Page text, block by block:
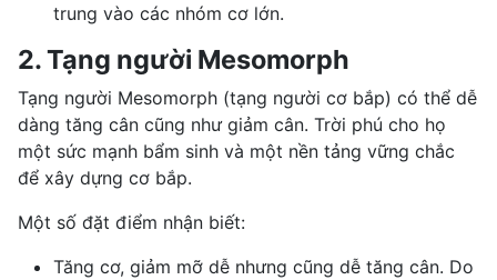
trung vào các nhóm cơ lớn.
2. Tạng người Mesomorph
Tạng người Mesomorph (tạng người cơ bắp) có thể dễ
dàng tăng cân cũng như giảm cân. Trời phú cho họ
một sức mạnh bẩm sinh và một nền tảng vững chắc
để xây dựng cơ bắp.
Một số đặt điểm nhận biết:
Tăng cơ, giảm mỡ dễ nhưng cũng dễ tăng cân. Do